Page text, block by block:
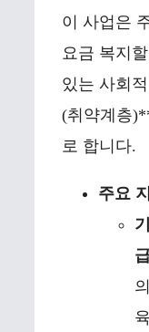
이 사업은
요금 복지
있는 사회
(취약계층
로 합니다.
주요